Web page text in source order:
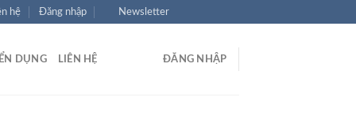
hệ Đăng nhập Newsletter
DỤNG LIÊN HỆ ĐĂNG NHẬP